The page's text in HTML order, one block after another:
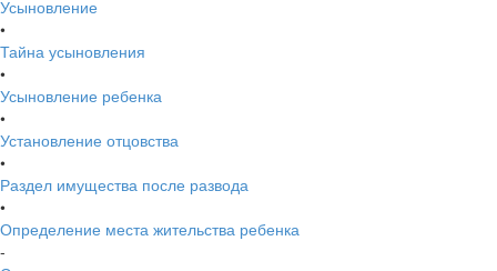
Усыновление
•
Тайна усыновления
•
Усыновление ребенка
•
Установление отцовства
•
Раздел имущества после развода
•
Определение места жительства ребенка
-